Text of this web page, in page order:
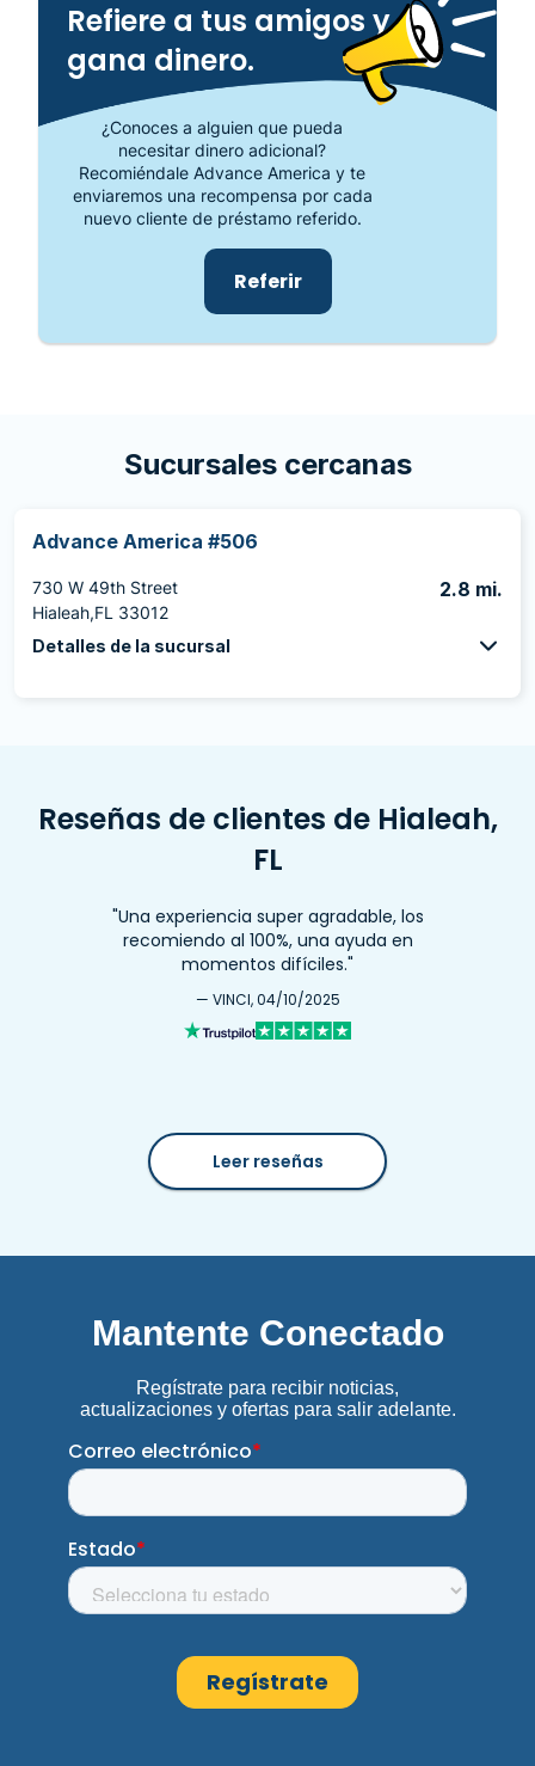
Refiere a tus amigos y
gana dinero.
¿Conoces a alguien que pueda
necesitar dinero adicional?
Recomiéndale Advance America y te
enviaremos una recompensa por cada
nuevo cliente de préstamo referido.
Referir
Sucursales cercanas
Advance America #506
730 W 49th Street
Hialeah,FL 33012
2.8 mi.
Detalles de la sucursal
Reseñas de clientes de Hialeah,
FL
"Una experiencia super agradable, los
recomiendo al 100%, una ayuda en
momentos difíciles."
— VINCI, 04/10/2025
Leer reseñas